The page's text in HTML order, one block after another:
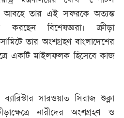
আবহে তার এই সফরকে অত্যন্ত
বিশেষজ্ঞরা। ক্রীড়া
তার অংশগ্রহণ বাংলাদেশের
একটি মাইলফলক হিসেবে কাজ
ব্যারিস্টার সারওয়াত সিরাজ শুক্লা
নারীদের অংশগ্রহণ ও